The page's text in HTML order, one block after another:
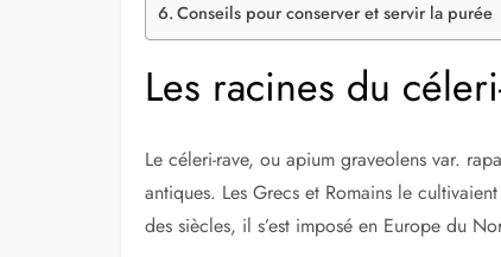
Conseils pour conserver et servir la purée
Les racines du
Le céleri-rave, ou apium graveolens var.
antiques. Les Grecs et Romains le
des siècles, il s’est imposé en Europe du